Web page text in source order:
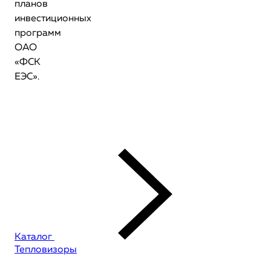
планов
инвестиционных
программ
ОАО
«ФСК
ЕЭС».
Каталог
Тепловизоры